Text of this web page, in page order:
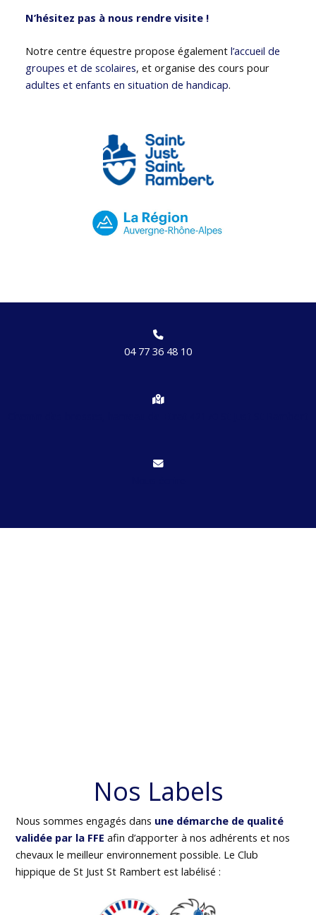
N’hésitez pas à nous rendre visite !
Notre centre équestre propose égalementl’accueil de
groupes et de scolaires, et organise des cours pour
adultes et enfants en situation de handicap.
04 77 36 48 10
Nos Labels
Nous sommes engagés dans une démarche de qualité
validée par la FFE afin d’apporter à nos adhérents et nos
chevaux le meilleur environnement possible. Le Club
hippique de St Just St Rambert est labélisé :